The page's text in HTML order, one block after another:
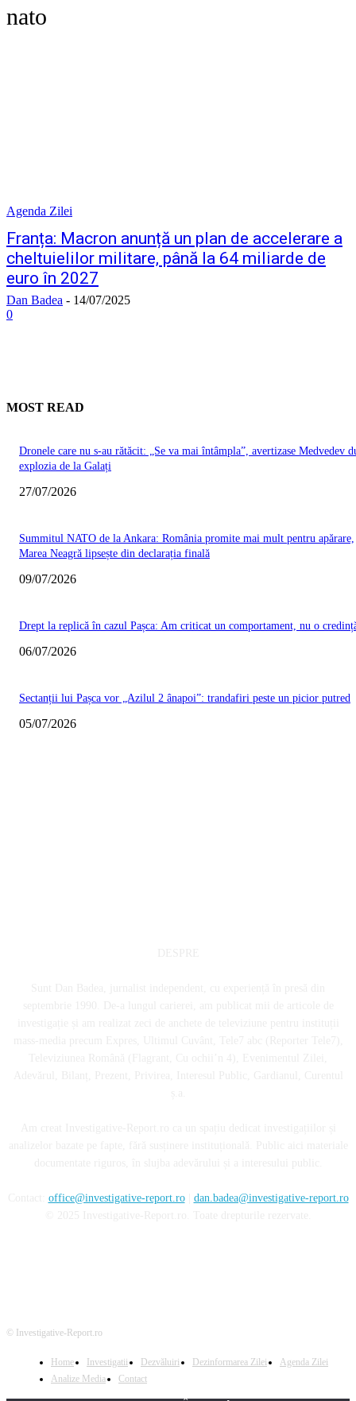
nato
Agenda Zilei
Franța: Macron anunță un plan de accelerare a
cheltuielilor militare, până la 64 miliarde de
euro în 2027
Dan Badea - 14/07/2025
0
MOST READ
Dronele care nu s-au rătăcit: „Se va mai întâmpla”, avertizase Medvedev
explozia de la Galați
27/07/2026
Summitul NATO de la Ankara: România promite mai mult pentru apărare,
Marea Neagră lipsește din declarația finală
09/07/2026
Drept la replică în cazul Pașca: Am criticat un comportament, nu o
06/07/2026
Sectanții lui Pașca vor „Azilul 2 ânapoi”: trandafiri peste un picior putred
05/07/2026
office@investigative-report.ro| dan.badea@investigative-report.ro
© Investigative-Report.ro
Home Investigatii Dezvăluiri Dezinformarea Zilei
Agenda Zilei
Analize Media
Contact